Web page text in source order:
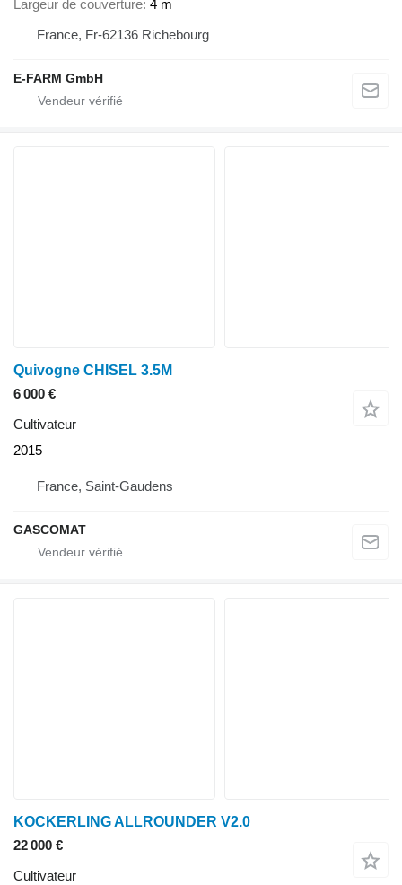
Largeur de couverture 4 m
France, Fr-62136 Richebourg
E-FARM GmbH
Quivogne CHISEL 3.5M
6 000 €
Cultivateur
2015
France, Saint-Gaudens
GASCOMAT
KOCKERLING ALLROUNDER V2.0
22 000 €
Cultivateur